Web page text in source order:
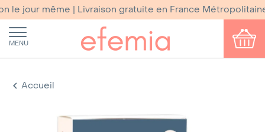
le jour même | Livraison gratuite en France Métropolitaine
MENU
Accueil